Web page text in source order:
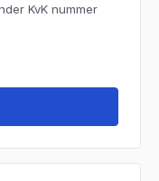
KvK nummer